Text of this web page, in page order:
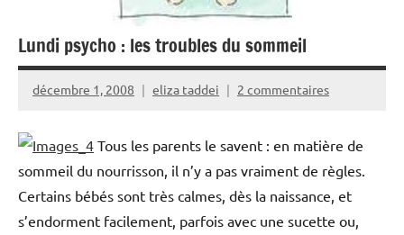
Lundi psycho : les troubles du sommeil
décembre 1, 2008 eliza taddei 2 commentaires
Tous les parents le savent : en matière de
sommeil du nourrisson, il n’y a pas vraiment de règles.
Certains bébés sont très calmes, dès la naissance, et
s’endorment facilement, parfois avec une sucette ou,